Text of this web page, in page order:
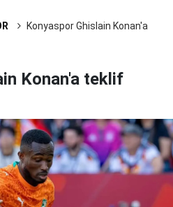
Konyaspor Ghislain Konan'a
Konan'a teklif